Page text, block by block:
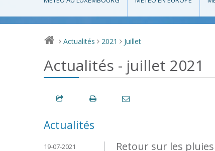
> Actualités > 2021 > Juillet
Actualités - juillet 2021
Actualités
Retour sur les
19-07-2021